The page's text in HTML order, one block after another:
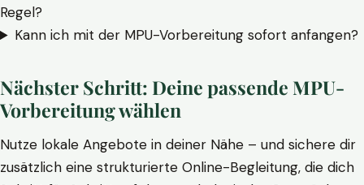
Regel?
Kann ich mit der MPU-Vorbereitung sofort anfangen?
Nächster Schritt: Deine passende MPU-
Vorbereitung wählen
Nutze lokale Angebote in deiner Nähe – und sichere dir
zusätzlich eine strukturierte Online-Begleitung, die dich